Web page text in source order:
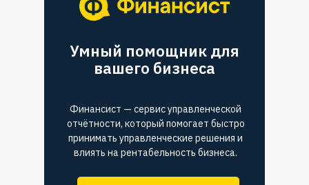
Умный помощник для
вашего бизнеса
Финансист — сервис управленческой
отчётности, который помогает быстро
принимать управленческие решения и
влиять на рентабельность бизнеса.